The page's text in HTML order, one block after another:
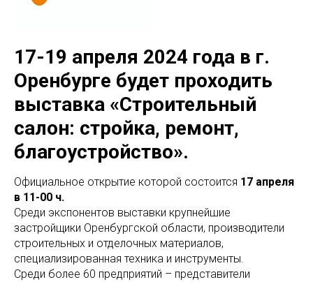
17-19 апреля 2024 года в г.
Оренбурге будет проходить
выставка «Строительный
салон: стройка, ремонт,
благоустройство».
Официальное открытие которой состоится 17 апреля
в 11-00 ч.
Среди экспонентов выставки крупнейшие
застройщики Оренбургской области, производители
строительных и отделочных материалов,
специализированная техника и инструменты.
Среди более 60 предприятий – представители